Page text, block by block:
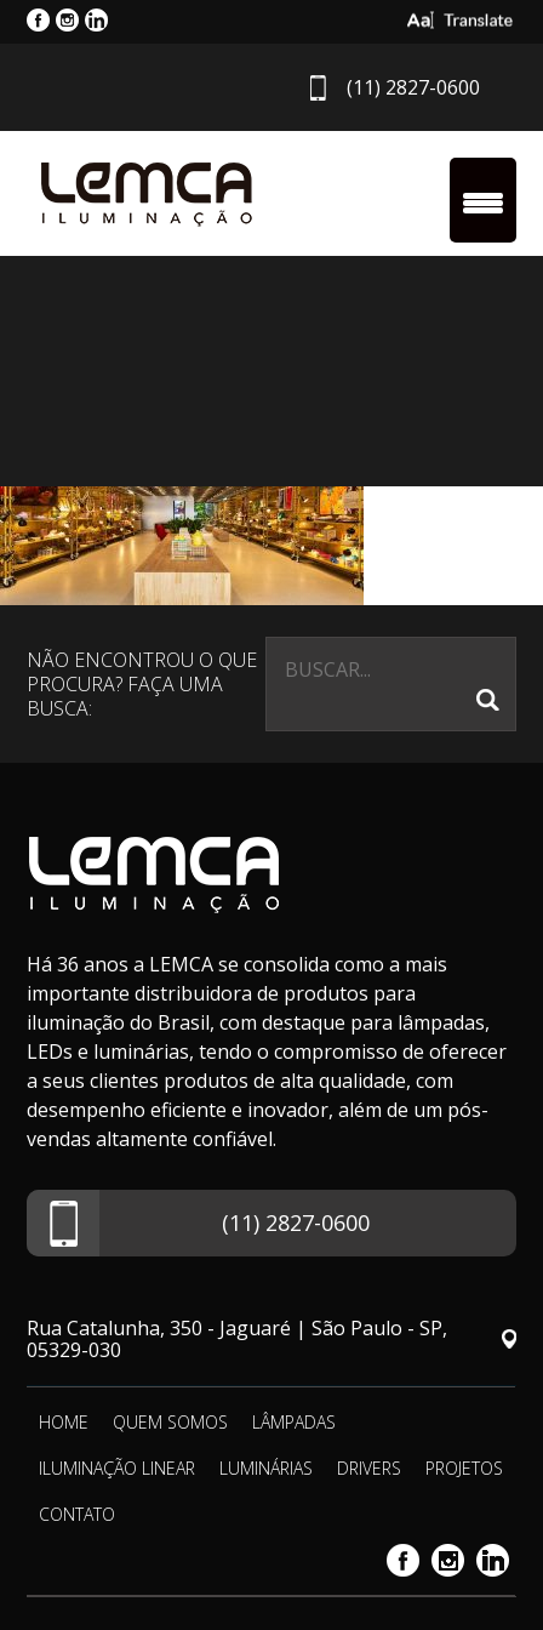
Select
(11) 2827-0600
NÃO ENCONTROU O QUE
PROCURA? FAÇA UMA
BUSCA:
Há 36 anos a LEMCA se consolida como a mais
importante distribuidora de produtos para
iluminação do Brasil, com destaque para lâmpadas,
LEDs e luminárias, tendo o compromisso de oferecer
a seus clientes produtos de alta qualidade, com
desempenho eficiente e inovador, além de um pós-
vendas altamente confiável.
(11) 2827-0600
Rua Catalunha, 350 - Jaguaré | São Paulo - SP,
05329-030
HOME QUEM SOMOS
LÂMPADAS
ILUMINAÇÃO LINEAR
LUMINÁRIAS DRIVERS
PROJETOS
CONTATO